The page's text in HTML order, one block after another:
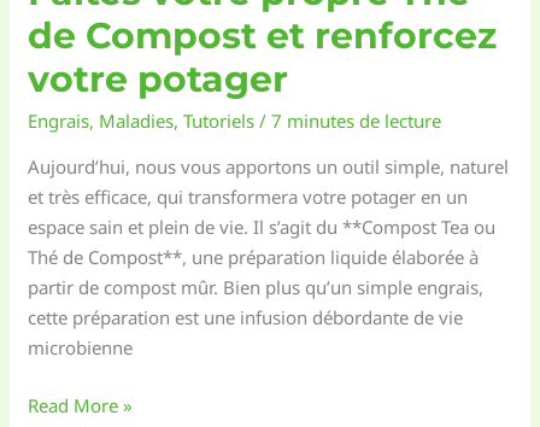
de Compost et renforcez
votre potager
Engrais, Maladies,Tutoriels /7 minutes de lecture
Aujourd’hui, nous vous apportons un outil simple, naturel
et très efficace, qui transformera votre potager en un
espace sain et plein de vie. Il s’agit du **Compost Tea ou
Thé de Compost**, une préparation liquide élaborée à
partir de compost mûr. Bien plus qu’un simple engrais,
cette préparation est une infusion débordante de vie
microbienne
Faites
Read More »